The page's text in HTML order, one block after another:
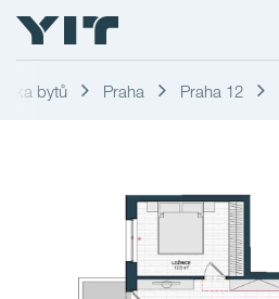
bytů Praha Praha 12